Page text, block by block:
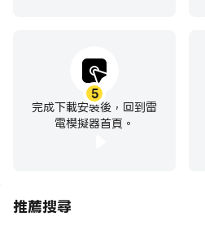
5
完成下載安裝後，回到雷
電模擬器首頁。
推薦搜尋